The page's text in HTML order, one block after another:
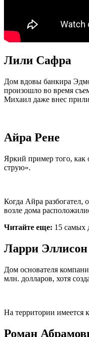
Лили Сафра
Дом вдовы банкира
произошло во время
Михаил даже внес
Айра Рене
Яркий пример того, как
струю».
Когда Айра разбогател,
возле дома
Читайте еще: 15 самых
Ларри Эллисон
Дом основателя
млн. долларов, хотя
На территории имеется
Роман